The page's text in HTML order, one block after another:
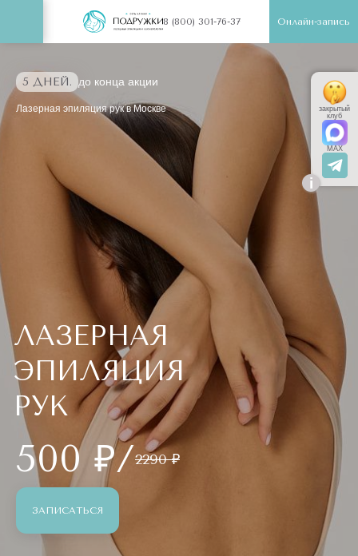
8 (800) 301-76-37 Онлайн-запись
5 ДНЕЙ. до конца акции
Лазерная эпиляция рук в Москве
ЛАЗЕРНАЯ
ЭПИЛЯЦИЯ
РУК
500 ₽/2290 ₽
ЗАПИСАТЬСЯ
i
закрытый
клуб
MAX